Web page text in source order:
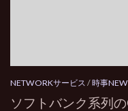
NETWORKサービス /時事
ソフトバンク系列